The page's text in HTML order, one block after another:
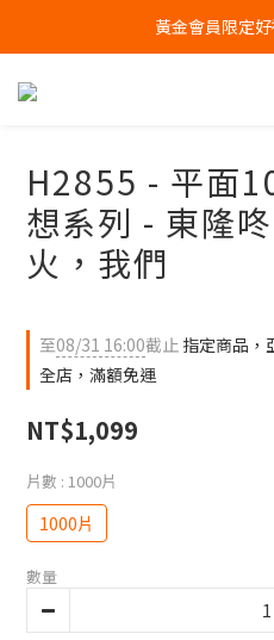
🎁 Pintoo送您
黃金會員限定
🎁 Pintoo送您
H2855 - 平面
想系列 - 東隆
火，我們
至08/31 16:00截止 指定商品，
全店，滿額免運
NT$1,099
片數 : 1000片
1000片
數量